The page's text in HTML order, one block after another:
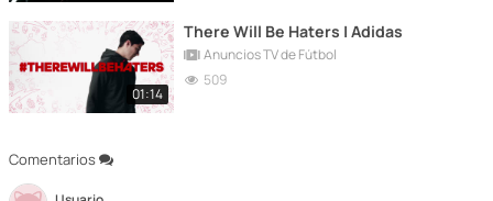
Comentarios
01:14
There Will Be Haters | Adidas
Anuncios TV de Fútbol
509